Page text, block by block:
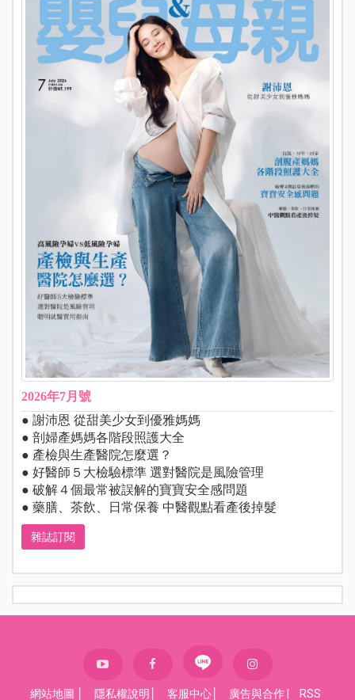
2026年7月號
● 謝沛恩 從甜美少女到優雅媽媽
● 剖婦產媽媽各階段照護大全
● 產檢與生產醫院怎麼選？
● 好醫師５大檢驗標準 選對醫院是風險管理
● 破解４個最常被誤解的寶寶安全感問題
● 藥膳、茶飲、日常保養 中醫觀點看產後掉髮
雜誌訂閱
網站地圖 隱私權說明 客服中心 廣告與合作 RSS